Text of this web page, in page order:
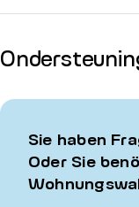
Sie haben
Oder Sie